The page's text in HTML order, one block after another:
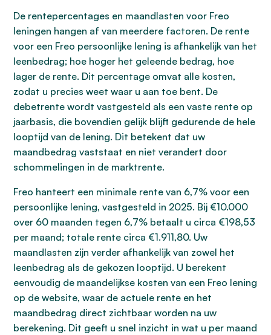
De rentepercentages en maandlasten voor Freo
leningen hangen af van meerdere factoren. De rente
voor een Freo persoonlijke lening is afhankelijk van het
leenbedrag; hoe hoger het geleende bedrag, hoe
lager de rente. Dit percentage omvat alle kosten,
zodat u precies weet waar u aan toe bent. De
debetrente wordt vastgesteld als een vaste rente op
jaarbasis, die bovendien gelijk blijft gedurende de hele
looptijd van de lening. Dit betekent dat uw
maandbedrag vaststaat en niet verandert door
schommelingen in de marktrente.
Freo hanteert een minimale rente van 6,7% voor een
persoonlijke lening, vastgesteld in 2025. Bij €10.000
over 60 maanden tegen 6,7% betaalt u circa €198,53
per maand; totale rente circa €1.911,80. Uw
maandlasten zijn verder afhankelijk van zowel het
leenbedrag als de gekozen looptijd. U berekent
eenvoudig de maandelijkse kosten van een Freo lening
op de website, waar de actuele rente en het
maandbedrag direct zichtbaar worden na uw
berekening. Dit geeft u snel inzicht in wat u per maand